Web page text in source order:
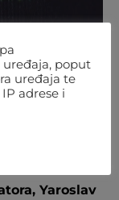
Yaroslav
poput
uređaja te
adrese i